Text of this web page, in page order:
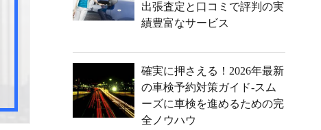
出張査定と口コミで評判の実
績豊富なサービス
確実に押さえる！2026年最新
の車検予約対策ガイド-スム
ーズに車検を進めるための完
全ノウハウ